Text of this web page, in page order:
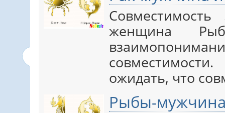
женщина
ожидать, что
Рыбы-